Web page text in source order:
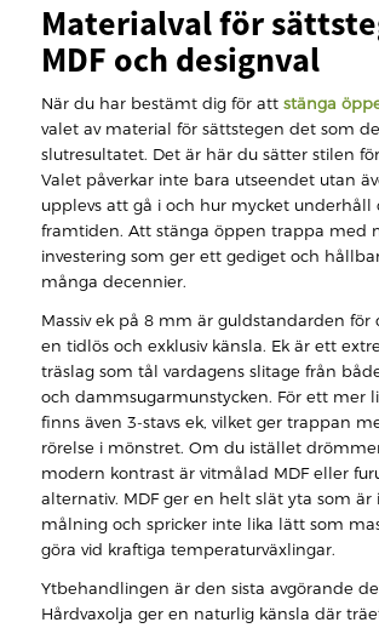
Materialval för
MDF och designval
När du har bestämt dig för att stänga
valet av material för sättstegen det som
slutresultatet. Det är här du sätter stilen
Valet påverkar inte bara utseendet utan
upplevs att gå i och hur mycket underhåll
framtiden. Att stänga öppen trappa med
investering som ger ett gediget och
många decennier.
Massiv ek på 8 mm är guldstandarden för
en tidlös och exklusiv känsla. Ek är ett
träslag som tål vardagens slitage från
och dammsugarmunstycken. För ett mer
finns även 3-stavs ek, vilket ger trappan
rörelse i mönstret. Om du istället
modern kontrast är vitmålad MDF eller
alternativ. MDF ger en helt slät yta som är
målning och spricker inte lika lätt som
göra vid kraftiga temperaturväxlingar.
Ytbehandlingen är den sista avgörande
Hårdvaxolja ger en naturlig känsla där